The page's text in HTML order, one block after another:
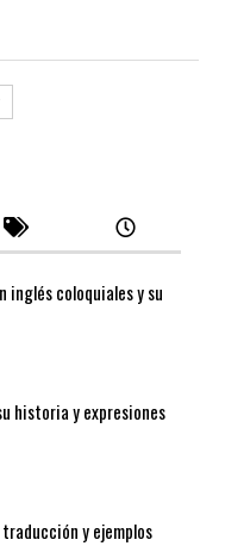
coloquiales y su
historia y expresiones
y ejemplos